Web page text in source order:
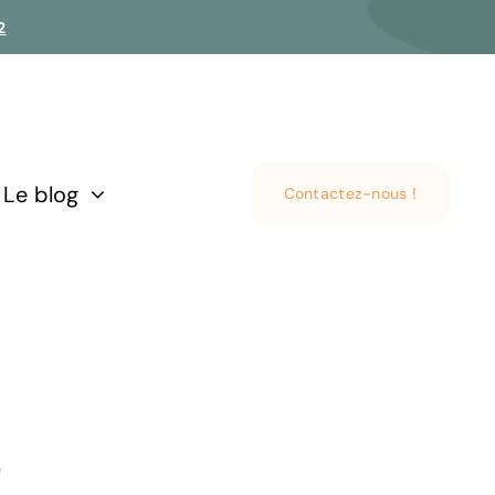
Le blog Contactez-nous !